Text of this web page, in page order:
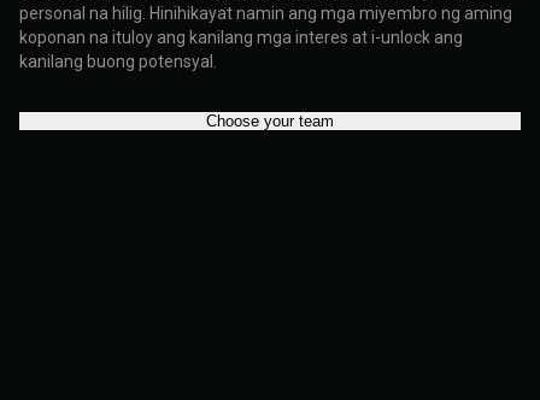
personal na hilig. Hinihikayat namin ang mga miyembro ng aming
koponan na ituloy ang kanilang mga interes at i-unlock ang
kanilang buong potensyal.
Choose your team